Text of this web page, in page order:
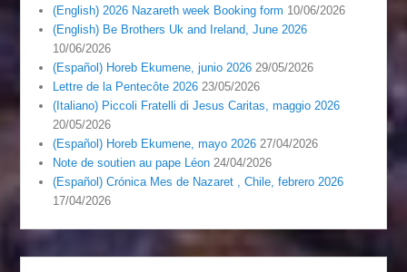
(English) 2026 Nazareth week Booking form 10/06/2026
(English) Be Brothers Uk and Ireland, June 2026
10/06/2026
(Español) Horeb Ekumene, junio 2026 29/05/2026
Lettre de la Pentecôte 2026 23/05/2026
(Italiano) Piccoli Fratelli di Jesus Caritas, maggio 2026
20/05/2026
(Español) Horeb Ekumene, mayo 2026 27/04/2026
Note de soutien au pape Léon 24/04/2026
(Español) Crónica Mes de Nazaret , Chile, febrero 2026
17/04/2026